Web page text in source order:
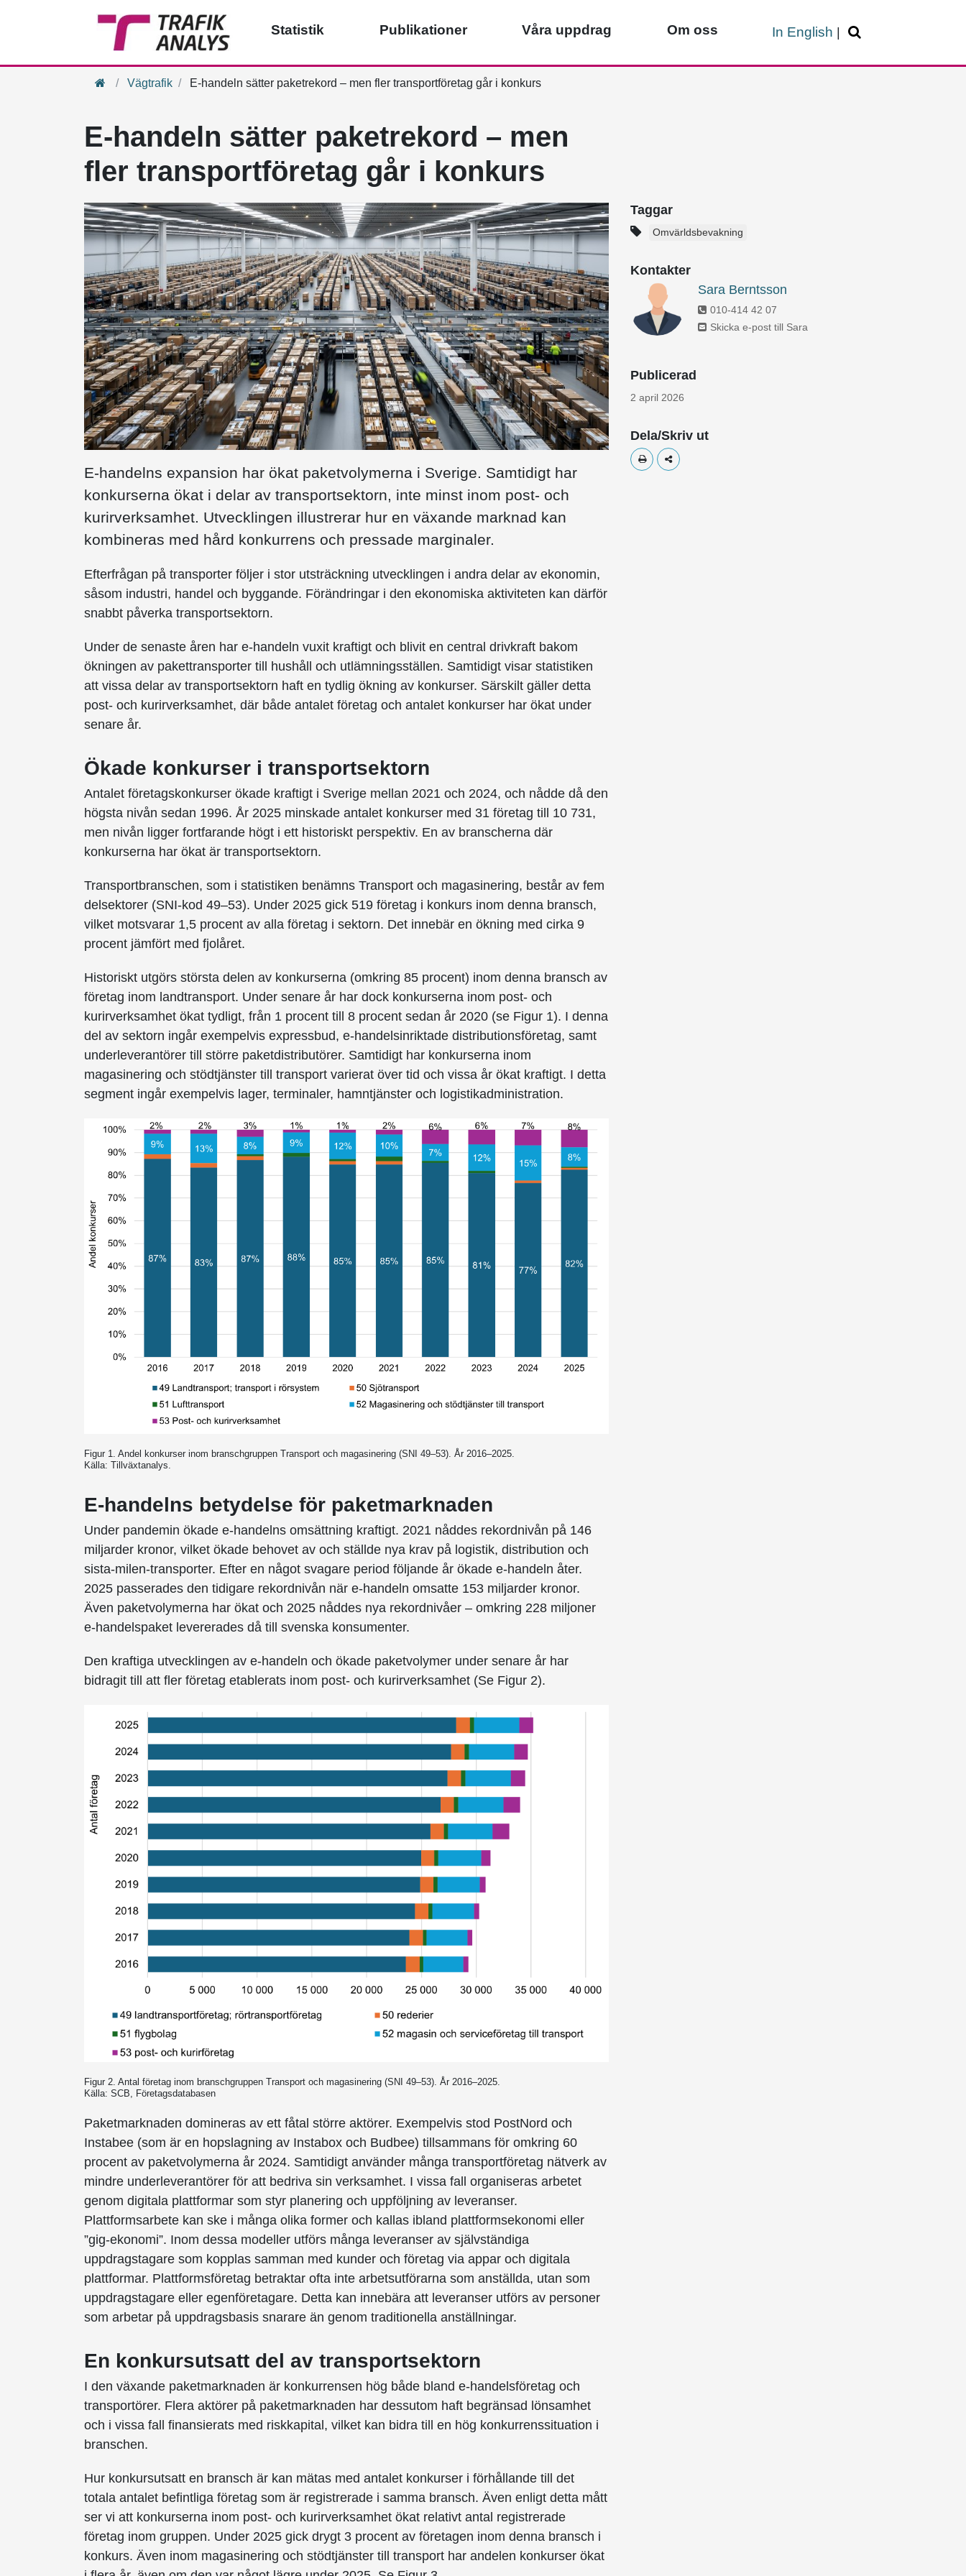
Statistik Publikationer Våra uppdrag Om oss In English
HemVägtrafik E-handeln sätter paketrekord – men fler transportföretag går i konkurs
E-handeln sätter paketrekord – men
fler transportföretag går i konkurs
E-handelns expansion har ökat paketvolymerna i Sverige. Samtidigt har
konkurserna ökat i delar av transportsektorn, inte minst inom post- och
kurirverksamhet. Utvecklingen illustrerar hur en växande marknad kan
kombineras med hård konkurrens och pressade marginaler.
Efterfrågan på transporter följer i stor utsträckning utvecklingen i andra delar av ekonomin,
såsom industri, handel och byggande. Förändringar i den ekonomiska aktiviteten kan därför
snabbt påverka transportsektorn.
Under de senaste åren har e-handeln vuxit kraftigt och blivit en central drivkraft bakom
ökningen av pakettransporter till hushåll och utlämningsställen. Samtidigt visar statistiken
att vissa delar av transportsektorn haft en tydlig ökning av konkurser. Särskilt gäller detta
post- och kurirverksamhet, där både antalet företag och antalet konkurser har ökat under
senare år.
Ökade konkurser i transportsektorn
Antalet företagskonkurser ökade kraftigt i Sverige mellan 2021 och 2024, och nådde då den
högsta nivån sedan 1996. År 2025 minskade antalet konkurser med 31 företag till 10 731,
men nivån ligger fortfarande högt i ett historiskt perspektiv. En av branscherna där
konkurserna har ökat är transportsektorn.
Transportbranschen, som i statistiken benämns Transport och magasinering, består av fem
delsektorer (SNI-kod 49–53). Under 2025 gick 519 företag i konkurs inom denna bransch,
vilket motsvarar 1,5 procent av alla företag i sektorn. Det innebär en ökning med cirka 9
procent jämfört med fjolåret.
Historiskt utgörs största delen av konkurserna (omkring 85 procent) inom denna bransch av
företag inom landtransport. Under senare år har dock konkurserna inom post- och
kurirverksamhet ökat tydligt, från 1 procent till 8 procent sedan år 2020 (se Figur 1). I denna
del av sektorn ingår exempelvis expressbud, e-handelsinriktade distributionsföretag, samt
underleverantörer till större paketdistributörer. Samtidigt har konkurserna inom
magasinering och stödtjänster till transport varierat över tid och vissa år ökat kraftigt. I detta
segment ingår exempelvis lager, terminaler, hamntjänster och logistikadministration.
Figur 1. Andel konkurser inom branschgruppen Transport och magasinering (SNI 49–53). År 2016–2025.
Källa: Tillväxtanalys.
E-handelns betydelse för paketmarknaden
Under pandemin ökade e-handelns omsättning kraftigt. 2021 nåddes rekordnivån på 146
miljarder kronor, vilket ökade behovet av och ställde nya krav på logistik, distribution och
sista-milen-transporter. Efter en något svagare period följande år ökade e-handeln åter.
2025 passerades den tidigare rekordnivån när e-handeln omsatte 153 miljarder kronor.
Även paketvolymerna har ökat och 2025 nåddes nya rekordnivåer – omkring 228 miljoner
e-handelspaket levererades då till svenska konsumenter.
Den kraftiga utvecklingen av e-handeln och ökade paketvolymer under senare år har
bidragit till att fler företag etablerats inom post- och kurirverksamhet (Se Figur 2).
Figur 2. Antal företag inom branschgruppen Transport och magasinering (SNI 49–53). År 2016–2025.
Källa: SCB, Företagsdatabasen
Paketmarknaden domineras av ett fåtal större aktörer. Exempelvis stod PostNord och
Instabee (som är en hopslagning av Instabox och Budbee) tillsammans för omkring 60
procent av paketvolymerna år 2024. Samtidigt använder många transportföretag nätverk av
mindre underleverantörer för att bedriva sin verksamhet. I vissa fall organiseras arbetet
genom digitala plattformar som styr planering och uppföljning av leveranser.
Plattformsarbete kan ske i många olika former och kallas ibland plattformsekonomi eller
”gig-ekonomi”. Inom dessa modeller utförs många leveranser av självständiga
uppdragstagare som kopplas samman med kunder och företag via appar och digitala
plattformar. Plattformsföretag betraktar ofta inte arbetsutförarna som anställda, utan som
uppdragstagare eller egenföretagare. Detta kan innebära att leveranser utförs av personer
som arbetar på uppdragsbasis snarare än genom traditionella anställningar.
En konkursutsatt del av transportsektorn
I den växande paketmarknaden är konkurrensen hög både bland e-handelsföretag och
transportörer. Flera aktörer på paketmarknaden har dessutom haft begränsad lönsamhet
och i vissa fall finansierats med riskkapital, vilket kan bidra till en hög konkurrenssituation i
branschen.
Hur konkursutsatt en bransch är kan mätas med antalet konkurser i förhållande till det
totala antalet befintliga företag som är registrerade i samma bransch. Även enligt detta mått
ser vi att konkurserna inom post- och kurirverksamhet ökat relativt antal registrerade
företag inom gruppen. Under 2025 gick drygt 3 procent av företagen inom denna bransch i
konkurs. Även inom magasinering och stödtjänster till transport har andelen konkurser ökat
Taggar
Omvärldsbevakning
Kontakter
Sara Berntsson
010-414 42 07
Skicka e-post till Sara
Publicerad
2 april 2026
Dela/Skriv ut
Skriv utDela